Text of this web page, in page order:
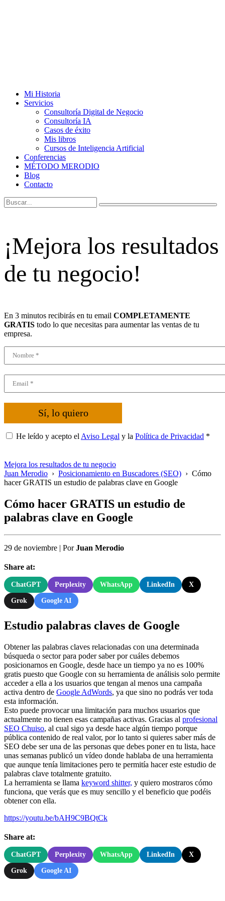
Mi Historia
Servicios
Consultoría Digital de Negocio
Consultoría IA
Casos de éxito
Mis libros
Cursos de Inteligencia Artificial
Conferencias
MÉTODO MERODIO
Blog
Contacto
¡Mejora los resultados
de tu negocio!
En 3 minutos recibirás en tu email COMPLETAMENTE
GRATIS todo lo que necesitas para aumentar las ventas de tu
empresa.
Sí, lo quiero
He leído y acepto el Aviso Legal y la Política de Privacidad *
Mejora los resultados de tu negocio
Juan Merodio › Posicionamiento en Buscadores (SEO) › Cómo
hacer GRATIS un estudio de palabras clave en Google
Cómo hacer GRATIS un estudio de
palabras clave en Google
29 de noviembre | PorJuan Merodio
Share at:
ChatGPT Perplexity WhatsApp LinkedIn X
Grok Google AI
Estudio palabras claves de Google
Obtener las palabras claves relacionadas con una determinada
búsqueda o sector para poder saber por cuáles debemos
posicionarnos en Google, desde hace un tiempo ya no es 100%
gratis puesto que Google con su herramienta de análisis solo permite
acceder a ella a los usuarios que tengan al menos una campaña
activa dentro de Google AdWords, ya que sino no podrás ver toda
esta información.
Esto puede provocar una limitación para muchos usuarios que
actualmente no tienen esas campañas activas. Gracias al profesional
SEO Chuiso, al cual sigo ya desde hace algún tiempo porque
pública contenido de real valor, por lo tanto si quieres saber más de
SEO debe ser una de las personas que debes poner en tu lista, hace
unas semanas publicó un vídeo donde hablaba de una herramienta
que aunque tenía limitaciones pero te permitía hacer este estudio de
palabras clave totalmente gratuito.
La herramienta se llama keyword shitter, y quiero mostraros cómo
funciona, que verás que es muy sencillo y el beneficio que podéis
obtener con ella.
https://youtu.be/bAH9C9BQtCk
Share at:
ChatGPT Perplexity WhatsApp LinkedIn X
Grok Google AI